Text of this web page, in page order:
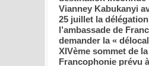
Vianney Kabukanyi
25 juillet la délégation
l’ambassade de
demander la «
XIVème sommet de la
Francophonie prévu